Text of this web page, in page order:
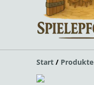
Start / Produkte